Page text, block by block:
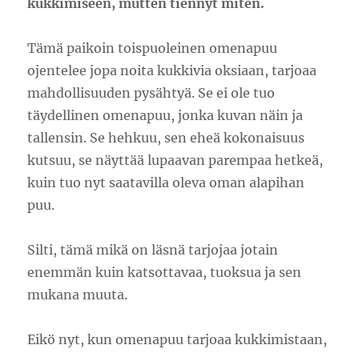
kukkimiseen,mutten tiennyt miten.
Tämä paikoin toispuoleinen omenapuu
ojentelee jopa noita kukkivia oksiaan, tarjoaa
mahdollisuuden pysähtyä. Se ei ole tuo
täydellinen omenapuu, jonka kuvan näin ja
tallensin. Se hehkuu, sen eheä kokonaisuus
kutsuu, se näyttää lupaavan parempaa hetkeä,
kuin tuo nyt saatavilla oleva oman alapihan
puu.
Silti, tämä mikä on läsnä tarjojaa jotain
enemmän kuin katsottavaa, tuoksua ja sen
mukana muuta.
Eikö nyt, kun omenapuu tarjoaa kukkimistaan,